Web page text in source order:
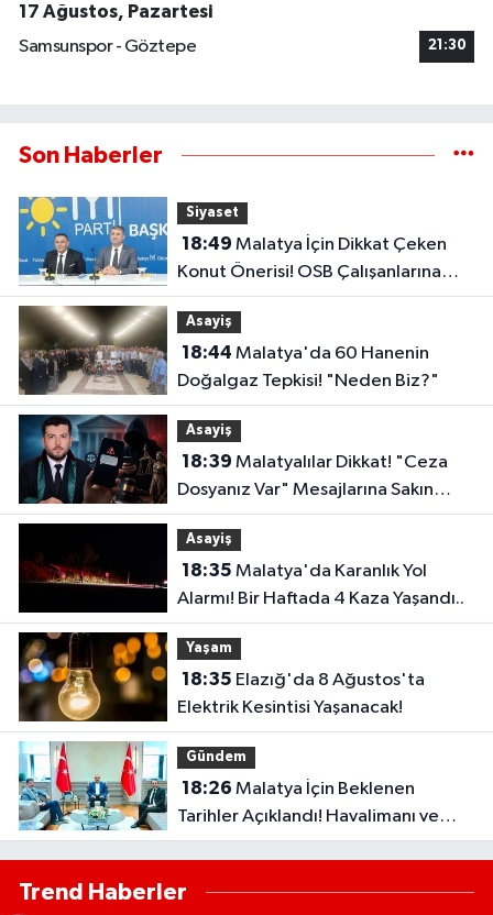
17 Ağustos, Pazartesi
Samsunspor - Göztepe
21:30
Son Haberler
Siyaset
18:49
Konut Önerisi! OSB Çalışanlarına
Faizsiz Ev Çağrısı..
Asayiş
18:44
Doğalgaz Tepkisi! "Neden Biz?"
Asayiş
18:39
Dosyanız Var" Mesajlarına Sakın
Kanmayın
Asayiş
18:35
Alarmı! Bir Haftada 4 Kaza Yaşandı..
Yaşam
18:35
Elektrik Kesintisi Yaşanacak!
Gündem
18:26
Tarihler Açıklandı! Havalimanı ve
Çevre Yolu Açılıyor..
Trend Haberler